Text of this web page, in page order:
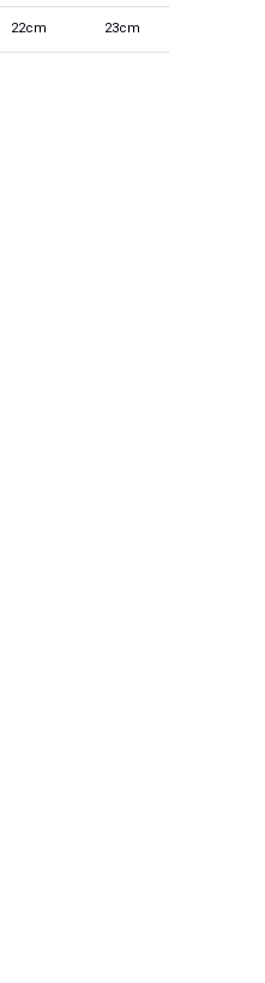
22cm 23cm